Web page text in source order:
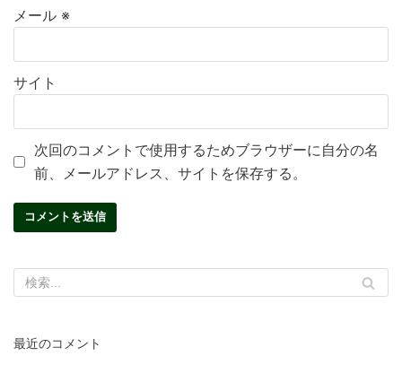
メール ※
サイト
次回のコメントで使用するためブラウザーに自分の名
前、メールアドレス、サイトを保存する。
最近のコメント